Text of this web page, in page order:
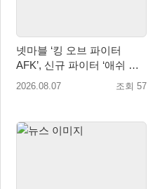
넷마블 ‘킹 오브 파이터
AFK’, 신규 파이터 ‘애쉬 크
림존’ 업데이트
2026.08.07 조회 57